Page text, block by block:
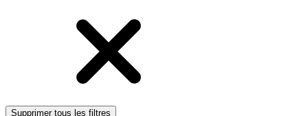
Supprimer tous les filtres